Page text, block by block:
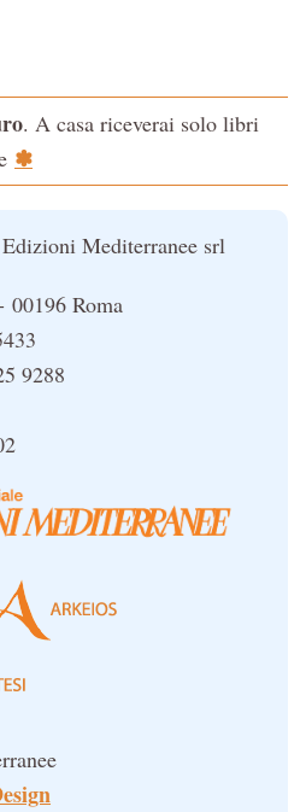
. A casa riceverai solo libri
✽
Mediterranee srl
Roma
9288